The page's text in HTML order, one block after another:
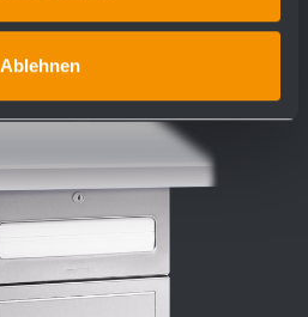
Ablehnen